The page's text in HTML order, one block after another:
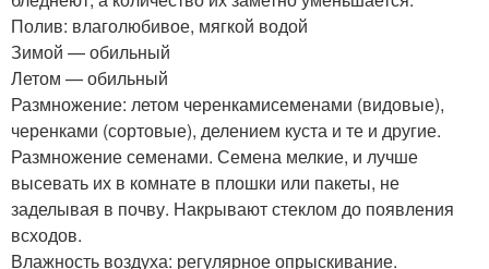
Полив: влаголюбивое, мягкой водой
Зимой — обильный
Летом — обильный
Размножение: летом черенкамисеменами (видовые),
черенками (сортовые), делением куста и те и другие.
Размножение семенами. Семена мелкие, и лучше
высевать их в комнате в плошки или пакеты, не
заделывая в почву. Накрывают стеклом до появления
всходов.
Влажность воздуха: регулярное опрыскивание.